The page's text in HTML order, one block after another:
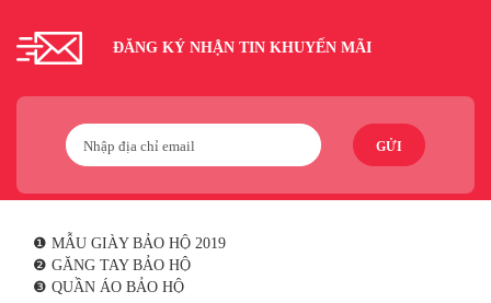
ĐĂNG KÝ NHẬN TIN KHUYẾN MÃI
GỬI
❶ MẪU GIÀY BẢO HỘ 2019
❷ GĂNG TAY BẢO HỘ
❸ QUẦN ÁO BẢO HỘ